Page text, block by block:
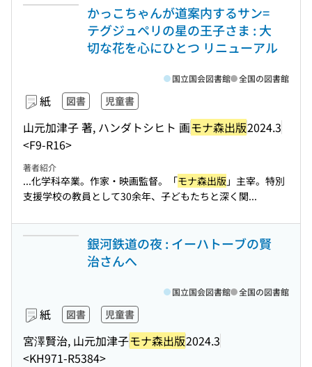
かっこちゃんが道案内するサン=
テグジュペリの星の王子さま : 大
切な花を心にひとつ リニューアル
紙 図書 児童書
山元加津子 著, ハンダトシヒト 画モナ森出版2024.3
<F9-R16>
国立国会図書館 全国の図書館
著者紹介
...化学科卒業。作家・映画監督。「モナ森出版」主宰。特別
支援学校の教員として30余年、子どもたちと深く関...
銀河鉄道の夜 : イーハトーブの賢
治さんへ
紙 図書 児童書
宮澤賢治, 山元加津子モナ森出版2024.3
<KH971-R5384>
国立国会図書館 全国の図書館